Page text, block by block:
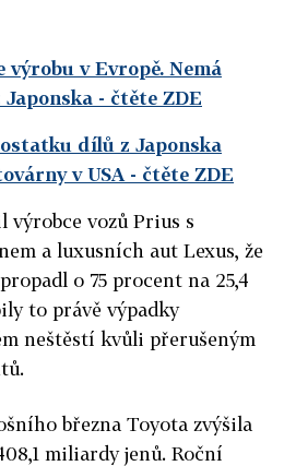
v Evropě. Nemá
- čtěte ZDE
dílů z Japonska
v USA - čtěte ZDE
výrobce vozů Prius s
a luxusních aut Lexus, že
o 75 procent na 25,4
to právě výpadky
neštěstí kvůli přerušeným
března Toyota zvýšila
miliardy jenů. Roční